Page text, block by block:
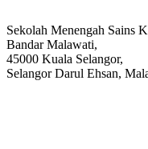
Sekolah Menengah Sains
Bandar Malawati,
45000 Kuala Selangor,
Selangor Darul Ehsan,